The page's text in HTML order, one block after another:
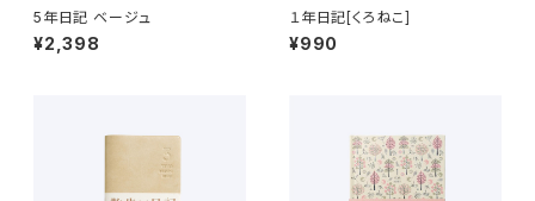
5年日記 ベージュ
¥2,398
１年日記[くろねこ]
¥990